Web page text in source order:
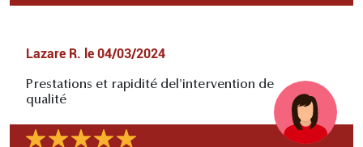
Lazare R. le 04/03/2024
Prestations et rapidité del'intervention de
qualité